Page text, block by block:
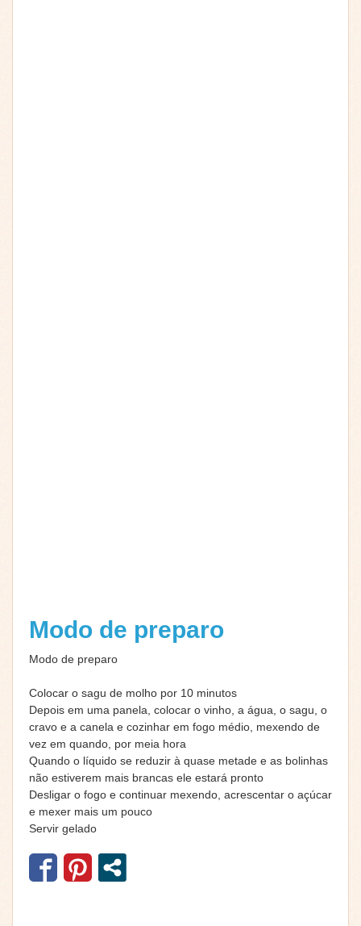
Modo de preparo
Modo de preparo
Colocar o sagu de molho por 10 minutos
Depois em uma panela, colocar o vinho, a água, o sagu, o
cravo e a canela e cozinhar em fogo médio, mexendo de
vez em quando, por meia hora
Quando o líquido se reduzir à quase metade e as bolinhas
não estiverem mais brancas ele estará pronto
Desligar o fogo e continuar mexendo, acrescentar o açúcar
e mexer mais um pouco
Servir gelado